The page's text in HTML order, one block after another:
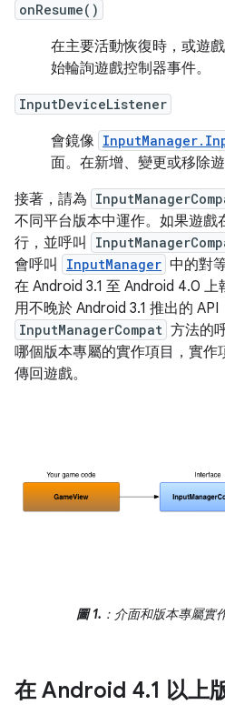
onResume()
在主要活動恢復時，或遊
始輪詢遊戲控制器事件。
InputDeviceListener
會鏡像
面。在新增、變更或移除
接著，請為
不同平台版本中運作。如果遊戲
行，並呼叫
會呼叫
InputManager 中的對
在 Android 3.1 至 Android 4.0
用不晚於 Android 3.1 推出的 API
InputManagerCompat 方法的
哪個版本專屬的實作項目，實作
傳回遊戲。
圖 1. ：介面和版本專屬實
在 Android 4.1 以上